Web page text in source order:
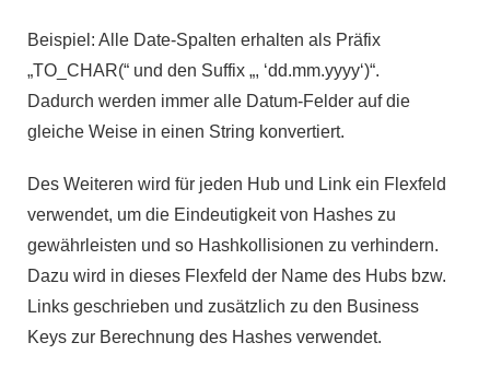
Beispiel: Alle Date-Spalten erhalten als Präfix
„TO_CHAR(“ und den Suffix „, ‘dd.mm.yyyy‘)“.
Dadurch werden immer alle Datum-Felder auf die
gleiche Weise in einen String konvertiert.
Des Weiteren wird für jeden Hub und Link ein Flexfeld
verwendet, um die Eindeutigkeit von Hashes zu
gewährleisten und so Hashkollisionen zu verhindern.
Dazu wird in dieses Flexfeld der Name des Hubs bzw.
Links geschrieben und zusätzlich zu den Business
Keys zur Berechnung des Hashes verwendet.